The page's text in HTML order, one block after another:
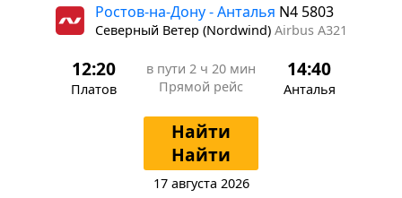
Ростов-на-Дону - Анталья N4 5803
Северный Ветер (Nordwind) Airbus A321
12:20
Платов
в пути 2 ч 20 мин
Прямой рейс
14:40
Анталья
Найти
Найти
17 августа 2026